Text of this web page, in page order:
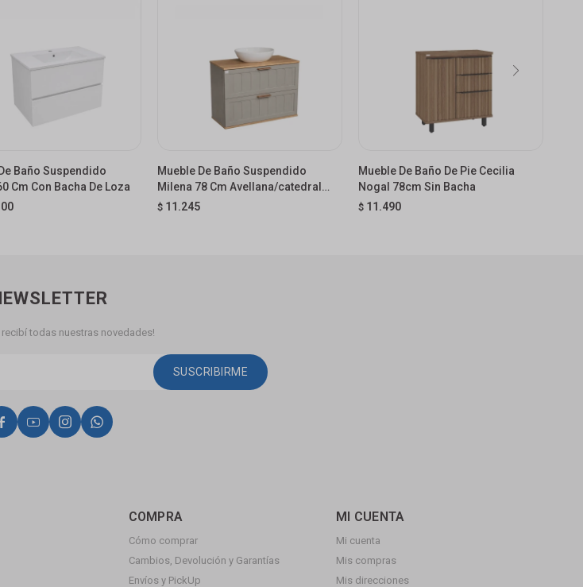
Baño Suspendido
Cm Con Bacha De Loza
Mueble De Baño Suspendido
Milena 78 Cm Avellana/catedral
Con Bacha
$ 11.245
Mueble De Baño De Pie Cecilia
Nogal 78cm Sin Bacha
$ 11.490
COMPRA
Cómo comprar
Cambios, Devolución y Garantías
Envíos y PickUp
MI CUENTA
Mi cuenta
Mis compras
Mis direcciones
recibí todas nuestras novedades!
SUSCRIBIRME
  